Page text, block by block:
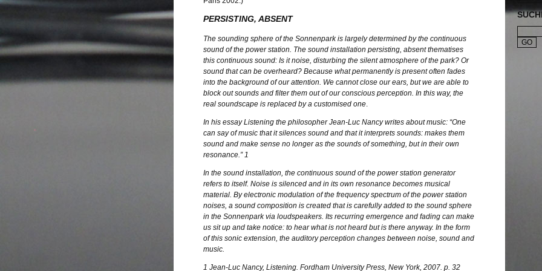
PERSISTING, ABSENT
The sounding sphere of the Sonnenpark is largely determined by the continuous
sound of the power station. The sound installation persisting, absent thematises
this continuous sound: Is it noise, disturbing the silent atmosphere of the park? Or
sound that can be overheard? Because what permanently is present often fades
into the background of our attention. We cannot close our ears, but we are able to
block out sounds and filter them out of our conscious perception. In this way, the
real soundscape is replaced by a customised one.
In his essay Listening the philosopher Jean-Luc Nancy writes about music: “One
can say of music that it silences sound and that it interprets sounds: makes them
sound and make sense no longer as the sounds of something, but in their own
resonance.” 1
In the sound installation, the continuous sound of the power station generator
refers to itself. Noise is silenced and in its own resonance becomes musical
material. By electronic modulation of the frequency spectrum of the power station
noises, a sound composition is created that is carefully added to the sound sphere
in the Sonnenpark via loudspeakers. Its recurring emergence and fading can make
us sit up and take notice: to hear what is not heard but is there anyway. In the form
of this sonic extension, the auditory perception changes between noise, sound and
music.
1 Jean-Luc Nancy, Listening. Fordham University Press, New York, 2007. p. 32